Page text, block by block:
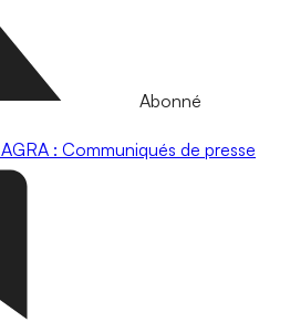
Abonné
AGRA : Communiqués de presse